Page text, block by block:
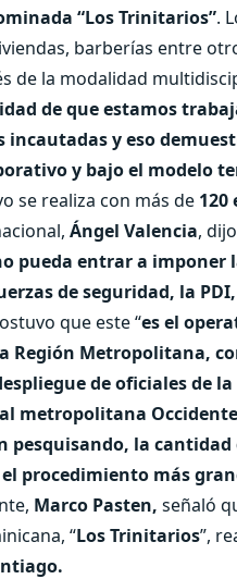
“Los Trinitarios”.
barberías entre
de la modalidad
de que estamos
incautadas y eso
y bajo el modelo
se realiza con más de
Ángel Valencia,
pueda entrar a imponer
de seguridad, la
que este “es el
Región Metropolitana,
de oficiales de
metropolitana
la cantidad
procedimiento más
Marco Pasten, señaló
“Los Trinitarios”,